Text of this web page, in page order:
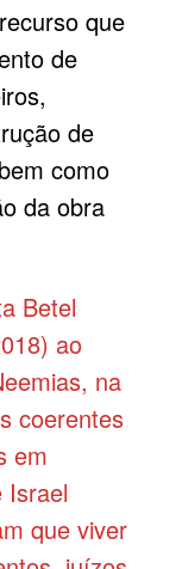
que
de
de
como
da obra
Betel
ao
na
coerentes
em
Israel
que viver